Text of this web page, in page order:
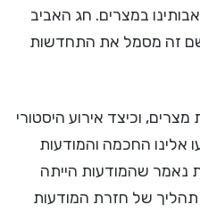
במצרים. חג האביב
זה מסמל את התחדשות
וכיצד אירוע היסטורי
אלינו החכמה והמודעות
נאמר שהמודעות הייתה
של חזרת המודעות